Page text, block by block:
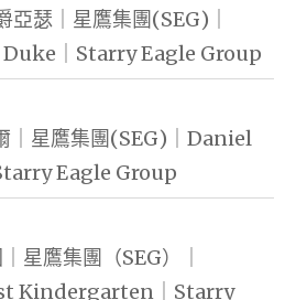
亞瑟｜星鷹集團(SEG)｜
｜Starry Eagle Group
｜星鷹集團(SEG)｜Daniel
Eagle Group
星鷹集團（SEG）｜
Kindergarten｜Starry